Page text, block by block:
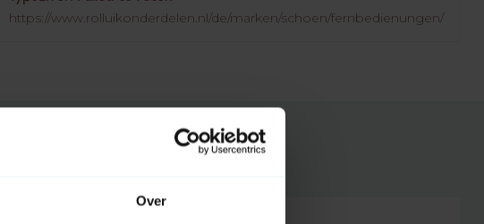
Over
https://www.rolluikonderdelen.nl/de/marken/schoen/fernbedienungen/